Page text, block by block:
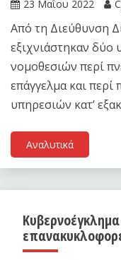
23 Μαΐου 2022
Από τη Διεύθυνση
εξιχνιάστηκαν δύο
νομοθεσιών περί
επάγγελμα και
υπηρεσιών κατ’
Αναλυτικά